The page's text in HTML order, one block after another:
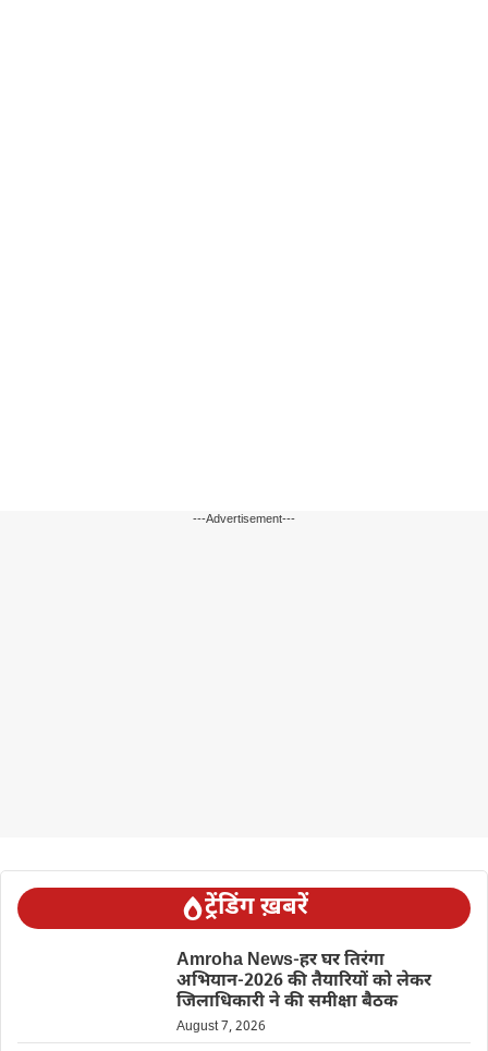
---Advertisement---
ट्रेंडिंग ख़बरें
Amroha News-हर घर तिरंगा
अभियान-2026 की तैयारियों को लेकर
जिलाधिकारी ने की समीक्षा बैठक
August 7, 2026